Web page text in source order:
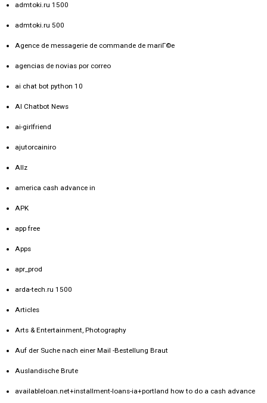
admtoki.ru 1500
admtoki.ru 500
Agence de messagerie de commande de mariГ©e
agencias de novias por correo
ai chat bot python 10
AI Chatbot News
ai-girlfriend
ajutorcainiro
Allz
america cash advance in
APK
app free
Apps
apr_prod
arda-tech.ru 1500
Articles
Arts & Entertainment, Photography
Auf der Suche nach einer Mail -Bestellung Braut
Auslandische Brute
availableloan.net+installment-loans-ia+portland how to do a cash advance